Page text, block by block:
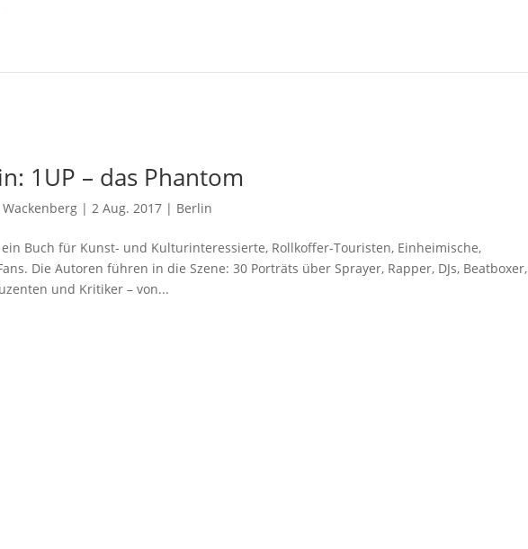
1UP – das Phantom
|2 Aug. 2017 | Berlin
– ein Buch für Kunst- und Kulturinteressierte, Rollkoffer-Touristen, Einheimische,
Die Autoren führen in die Szene: 30 Porträts über Sprayer, Rapper, DJs, Beatboxer,
und Kritiker – von...